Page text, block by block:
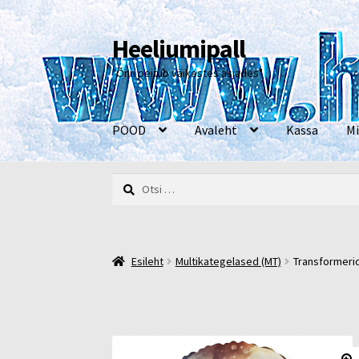
Liigu
navigeerimisele
Liigu
sisu
juurde
Heeliumipall
"Õnn peitub väikestes asjades"
POOD Avaleht Kassa
EsilehtKassa
Otsi:
Esileht Multikategelased (MT)